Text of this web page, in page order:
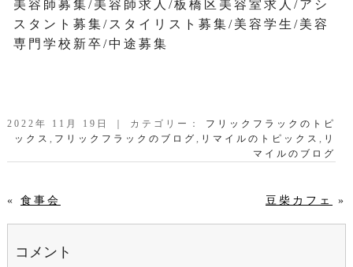
美容師募集/美容師求人/板橋区美容室求人/アシ
スタント募集/スタイリスト募集/美容学生/美容
専門学校新卒/中途募集
2022年 11月 19日 ｜ カテゴリー： フリックフラックのトピ
ックス, フリックフラックのブログ, リマイルのトピックス, リ
マイルのブログ
« 食事会 豆柴カフェ »
コメント